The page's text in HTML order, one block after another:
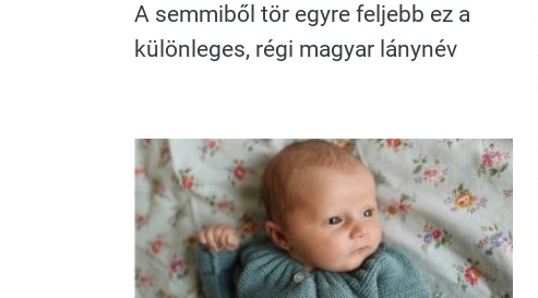
A semmiből tör egyre feljebb ez a
különleges, régi magyar lánynév